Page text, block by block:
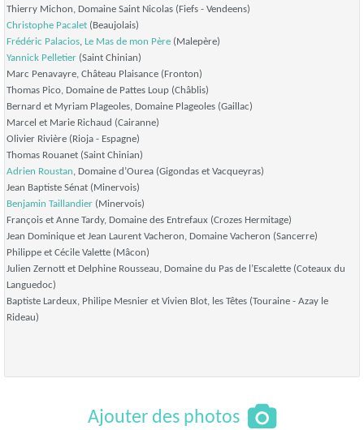
Thierry Michon, Domaine Saint Nicolas (Fiefs - Vendeens)
Christophe Pacalet (Beaujolais)
Frédéric Palacios, Le Mas de mon Père (Malepère)
Yannick Pelletier (Saint Chinian)
Marc Penavayre, Château Plaisance (Fronton)
Thomas Pico, Domaine de Pattes Loup (Châblis)
Bernard et Myriam Plageoles, Domaine Plageoles (Gaillac)
Marcel et Marie Richaud (Cairanne)
Olivier Rivière (Rioja - Espagne)
Thomas Rouanet (Saint Chinian)
Adrien Roustan, Domaine d’Ourea (Gigondas et Vacqueyras)
Jean Baptiste Sénat (Minervois)
Benjamin Taillandier (Minervois)
François et Anne Tardy, Domaine des Entrefaux (Crozes Hermitage)
Jean Dominique et Jean Laurent Vacheron, Domaine Vacheron (Sancerre)
Philippe et Cécile Valette (Mâcon)
Julien Zernott et Delphine Rousseau, Domaine du Pas de l’Escalette (Coteaux du
Languedoc)
Baptiste Lardeux, Philipe Mesnier et Vivien Blot, les Têtes (Touraine - Azay le
Rideau)
Ajouter des photos